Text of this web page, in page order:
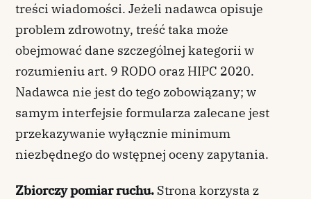
treści wiadomości. Jeżeli nadawca opisuje
problem zdrowotny, treść taka może
obejmować dane szczególnej kategorii w
rozumieniu art. 9 RODO oraz HIPC 2020.
Nadawca nie jest do tego zobowiązany; w
samym interfejsie formularza zalecane jest
przekazywanie wyłącznie minimum
niezbędnego do wstępnej oceny zapytania.
Zbiorczy pomiar ruchu. Strona korzysta z